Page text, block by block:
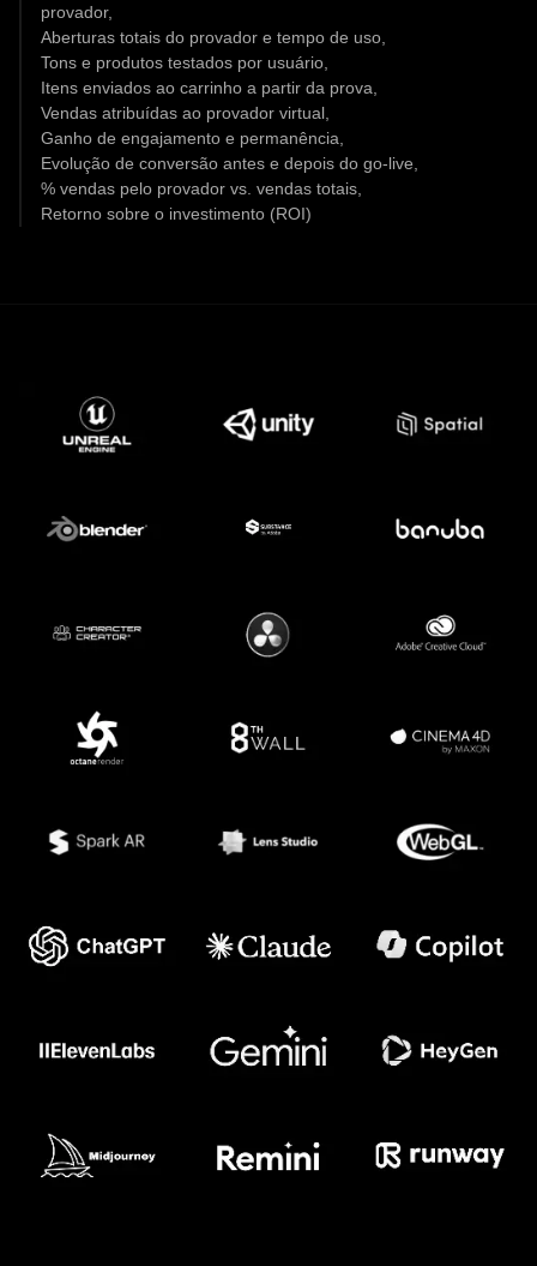
provador,
Aberturas totais do provador e tempo de uso,
Tons e produtos testados por usuário,
Itens enviados ao carrinho a partir da prova,
Vendas atribuídas ao provador virtual,
Ganho de engajamento e permanência,
Evolução de conversão antes e depois do go-live,
% vendas pelo provador vs. vendas totais,
Retorno sobre o investimento (ROI)